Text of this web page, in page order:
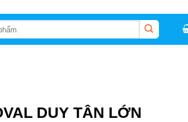
DUY TÂN LỚN